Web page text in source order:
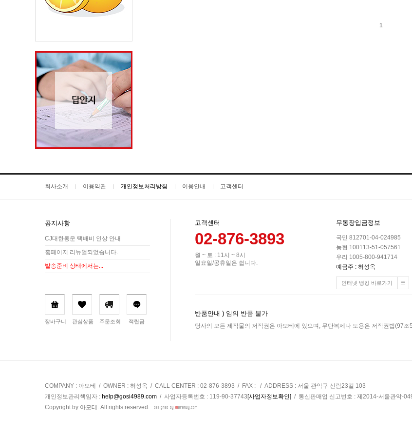
1
회사소개 이용약관 개인정보처리방침 이용안내 고객센터
공지사항
CJ대한통운 택배비 인상 안내
홈페이지 리뉴얼되었습니다.
발송준비 상태에서는...
장바구니 관심상품 주문조회 적립금
고객센터
02-876-3893
월 ~ 토 : 11시 ~ 8시
일요일/공휴일은 쉽니다.
무통장입금정보
국민 812701-04-024985
농협 100113-51-057561
우리 1005-800-941714
예금주 : 허성옥
인터넷 뱅킹 바로가기
반품안내 ) 임의 반품 불가
당사의 모든 제작물의 저작권은 아모테에 있으며, 무단복제나 도용은 저작권법(97
COMPANY : 아모테 / OWNER : 허성옥 / CALL CENTER : 02-876-3893 / FAX : / ADDRESS : 서울 관악구 신림23길 103
개인정보관리책임자 : help@gosi4989.com / 사업자등록번호 : 119-90-37743[사업자정보확인] / 통신판매업 신고번호 : 제2014-서울관악-
Copyright by 아모테. All rights reserved.